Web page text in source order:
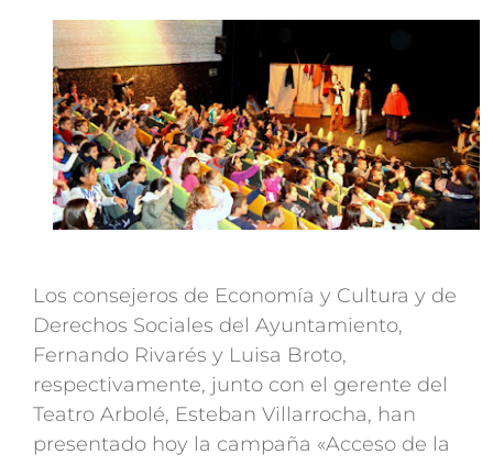
Los consejeros de Economía y Cultura y de
Derechos Sociales del Ayuntamiento,
Fernando Rivarés y Luisa Broto,
respectivamente, junto con el gerente del
Teatro Arbolé, Esteban Villarrocha, han
presentado hoy la campaña «Acceso de la